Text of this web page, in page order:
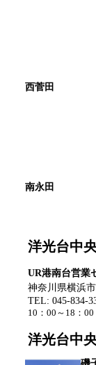
西菅田
南永田
洋光台中
UR港南台営業
神奈川県横浜
TEL: 045-834-
10：00～18：00
洋光台中